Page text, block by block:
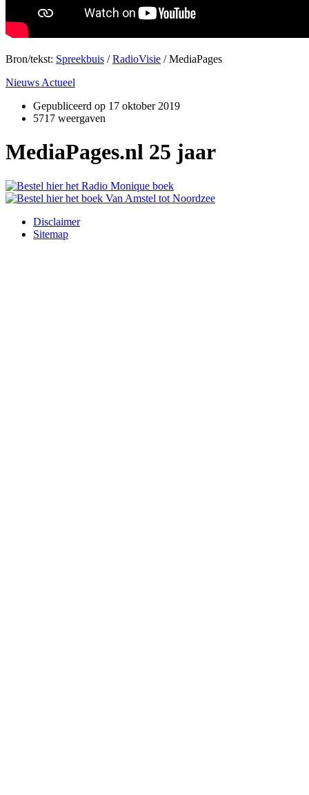
Bron/tekst: Spreekbuis /RadioVisie / MediaPages
Nieuws Actueel
Gepubliceerd op 17 oktober 2019
5717 weergaven
MediaPages.nl 25 jaar
Disclaimer
Sitemap